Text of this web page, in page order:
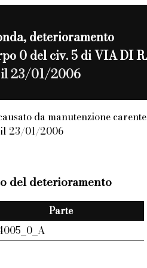
, deterioramento
0 del civ. 5 di VIA DI
23/01/2006
da manutenzione carente
23/01/2006
del deterioramento
Parte